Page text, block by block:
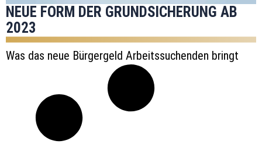
NEUE FORM DER GRUNDSICHERUNG AB
2023
Was das neue Bürgergeld Arbeitssuchenden bringt